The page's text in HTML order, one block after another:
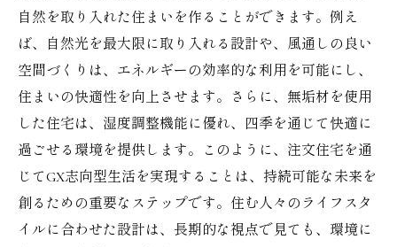
自然を取り入れた住まいを作ることができます。例え
ば、自然光を最大限に取り入れる設計や、風通しの良い
空間づくりは、エネルギーの効率的な利用を可能にし、
住まいの快適性を向上させます。さらに、無垢材を使用
した住宅は、湿度調整機能に優れ、四季を通じて快適に
過ごせる環境を提供します。このように、注文住宅を通
じてGX志向型生活を実現することは、持続可能な未来を
創るための重要なステップです。住む人々のライフスタ
イルに合わせた設計は、長期的な視点で見ても、環境に